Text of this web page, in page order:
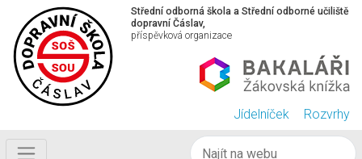
Střední odborná škola a Střední odborné učiliště
dopravní Čáslav,
příspěvková organizace
Jídelníček Rozvrhy